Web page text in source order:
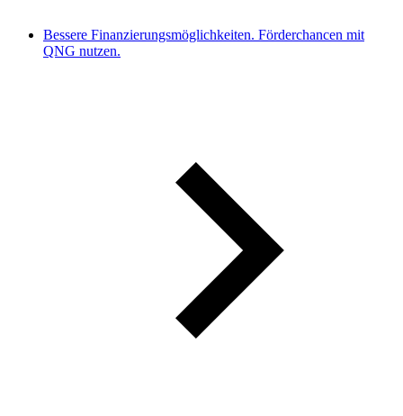
Bessere Finanzierungsmöglichkeiten. Förderchancen mit
QNG nutzen.